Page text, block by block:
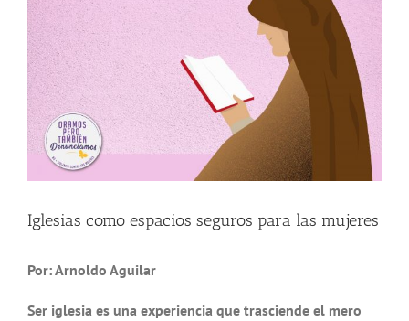
más
grande
Iglesias como espacios seguros para las mujeres
Por: Arnoldo Aguilar
Ser iglesia es una experiencia que trasciende el mero